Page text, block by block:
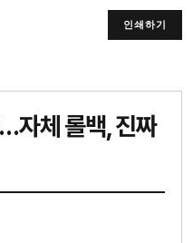
인쇄하기
자체 롤백, 진짜